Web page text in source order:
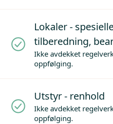
Lokaler -
tilberedning,
Ikke avdekket
oppfølging.
Utstyr - renhold
Ikke avdekket
oppfølging.